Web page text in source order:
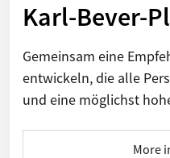
Karl-Bever-
Gemeinsam eine
entwickeln, die alle
und eine möglichst
More